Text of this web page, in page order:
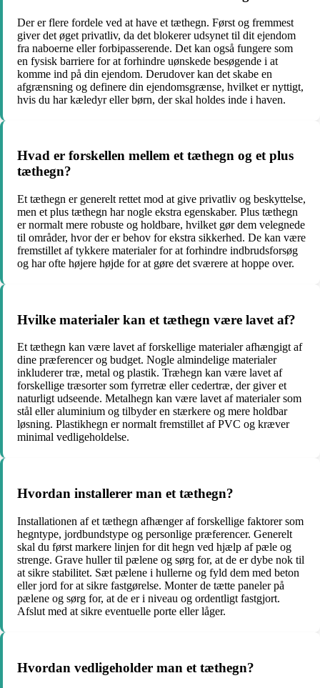
Der er flere fordele ved at have et tæthegn. Først og fremmest
giver det øget privatliv, da det blokerer udsynet til dit ejendom
fra naboerne eller forbipasserende. Det kan også fungere som
en fysisk barriere for at forhindre uønskede besøgende i at
komme ind på din ejendom. Derudover kan det skabe en
afgrænsning og definere din ejendomsgrænse, hvilket er nyttigt,
hvis du har kæledyr eller børn, der skal holdes inde i haven.
Hvad er forskellen mellem et tæthegn og et plus
tæthegn?
Et tæthegn er generelt rettet mod at give privatliv og beskyttelse,
men et plus tæthegn har nogle ekstra egenskaber. Plus tæthegn
er normalt mere robuste og holdbare, hvilket gør dem velegnede
til områder, hvor der er behov for ekstra sikkerhed. De kan være
fremstillet af tykkere materialer for at forhindre indbrudsforsøg
og har ofte højere højde for at gøre det sværere at hoppe over.
Hvilke materialer kan et tæthegn være lavet af?
Et tæthegn kan være lavet af forskellige materialer afhængigt af
dine præferencer og budget. Nogle almindelige materialer
inkluderer træ, metal og plastik. Træhegn kan være lavet af
forskellige træsorter som fyrretræ eller cedertræ, der giver et
naturligt udseende. Metalhegn kan være lavet af materialer som
stål eller aluminium og tilbyder en stærkere og mere holdbar
løsning. Plastikhegn er normalt fremstillet af PVC og kræver
minimal vedligeholdelse.
Hvordan installerer man et tæthegn?
Installationen af et tæthegn afhænger af forskellige faktorer som
hegntype, jordbundstype og personlige præferencer. Generelt
skal du først markere linjen for dit hegn ved hjælp af pæle og
strenge. Grave huller til pælene og sørg for, at de er dybe nok til
at sikre stabilitet. Sæt pælene i hullerne og fyld dem med beton
eller jord for at sikre fastgørelse. Monter de tætte paneler på
pælene og sørg for, at de er i niveau og ordentligt fastgjort.
Afslut med at sikre eventuelle porte eller låger.
Hvordan vedligeholder man et tæthegn?